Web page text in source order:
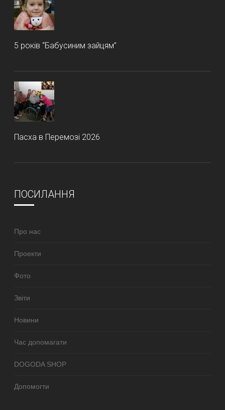
5 років “Бабусиним зайцям”
Пасха в Перемозі 2026
ПОСИЛАННЯ
Про нас
Проекти
Фото
Звіти
Новини
Час допомагати
DOGODA SHOP
Допомогти